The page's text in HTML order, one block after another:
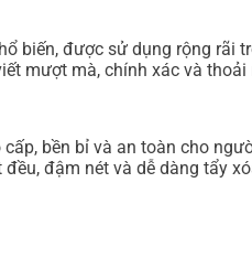
biến, được sử dụng rộng
mượt mà, chính xác và thoải
bền bỉ và an toàn cho
đậm nét và dễ dàng tẩy